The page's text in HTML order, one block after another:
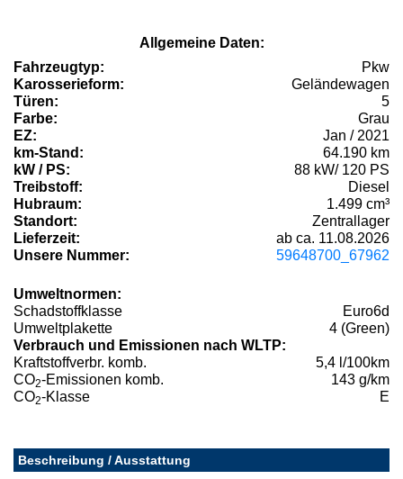
Allgemeine Daten:
Fahrzeugtyp:
Pkw
Karosserieform:
Geländewagen
Türen:
5
Farbe:
Grau
EZ:
Jan / 2021
km-Stand:
64.190 km
kW / PS:
88 kW/ 120 PS
Treibstoff:
Diesel
Hubraum:
1.499 cm³
Standort:
Zentrallager
Lieferzeit:
ab ca. 11.08.2026
Unsere Nummer:
59648700_67962
Umweltnormen:
Schadstoffklasse
Euro6d
Umweltplakette
4 (Green)
Verbrauch und Emissionen nach WLTP:
Kraftstoffverbr. komb.
5,4 l/100km
CO2-Emissionen komb.
143 g/km
CO2-Klasse E
Beschreibung / Ausstattung